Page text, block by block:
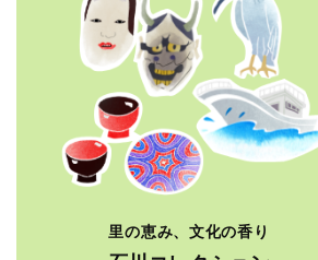
里の恵み、文化の香り